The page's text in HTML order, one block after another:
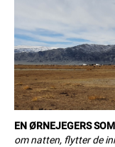
EN ØRNEJEGERS
om natten, flytter de